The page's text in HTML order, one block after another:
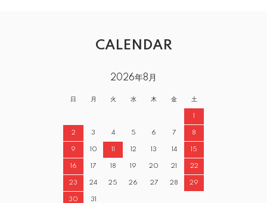
CALENDAR
2026年8月
日 月 火 水 木 金 土
1
2 3 4 5 6 7 8
9 10 11 12 13 14 15
16 17 18 19 20 21 22
23 24 25 26 27 28 29
30 31